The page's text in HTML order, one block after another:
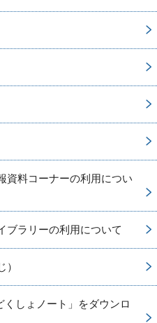
資料コーナーの利用につい
ブラリーの利用について
くしょノート」をダウンロ